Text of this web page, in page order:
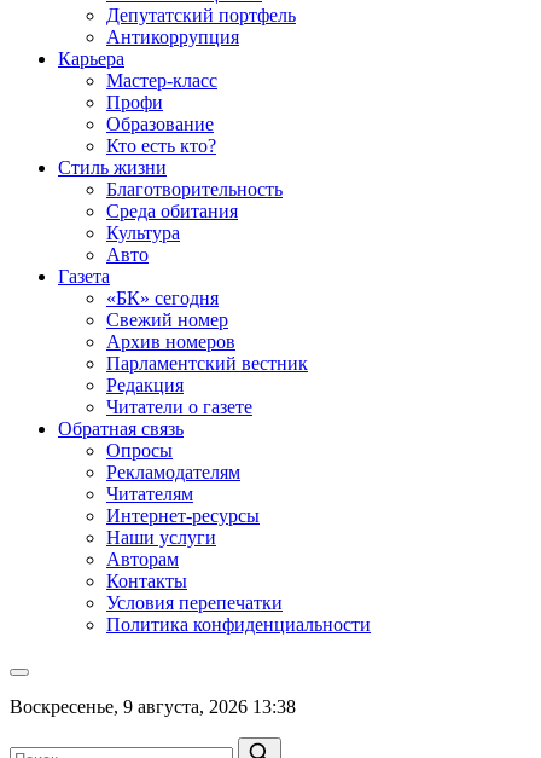
Депутатский портфель
Антикоррупция
Карьера
Мастер-класс
Профи
Образование
Кто есть кто?
Стиль жизни
Благотворительность
Среда обитания
Культура
Авто
Газета
«БК» сегодня
Свежий номер
Архив номеров
Парламентский вестник
Редакция
Читатели о газете
Обратная связь
Опросы
Рекламодателям
Читателям
Интернет-ресурсы
Наши услуги
Авторам
Контакты
Условия перепечатки
Политика конфиденциальности
Воскресенье, 9 августа, 2026 13:38